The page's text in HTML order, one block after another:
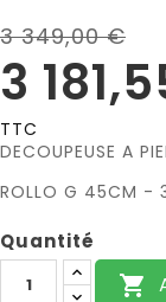
3 349,00 €
3
TTC
DECOUPEUSE A
ROLLO G 45CM -
Quantité
